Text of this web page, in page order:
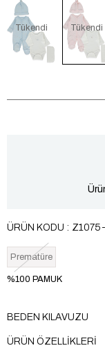
Tükendi Tükendi
ÜRÜN KODU
Prematüre
%100 PAMUK
BEDEN KILAVUZU
ÜRÜN ÖZELLIKLERI